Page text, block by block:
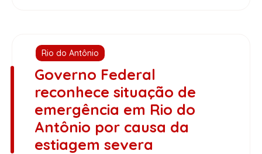
Rio do Antônio
Governo Federal
reconhece situação de
emergência em Rio do
Antônio por causa da
estiagem severa